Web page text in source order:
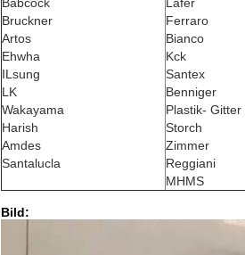
Bruckner
Artos
Ehwha
ILsung
LK
Wakayama
Harish
Amdes
Santalucla
Ferraro
Bianco
Kck
Santex
Benniger
Plastik-
Storch
Zimmer
Reggiani
MHMS
Bild: